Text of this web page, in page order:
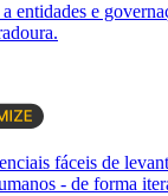
entidades e
fáceis de
- de forma